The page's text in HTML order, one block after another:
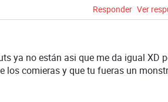
Responder Ver
ya no están asi que me da igual XD
los comieras y que tu fueras un